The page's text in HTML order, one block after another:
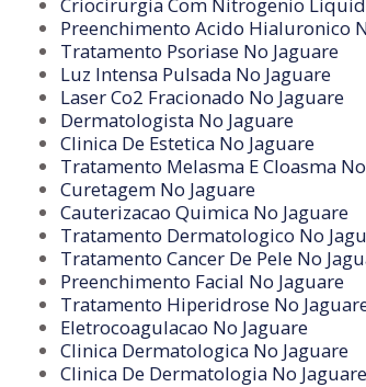
Preenchimento Acido Hialuronico
Tratamento Psoriase No Jaguare
Luz Intensa Pulsada No Jaguare
Laser Co2 Fracionado No Jaguare
Dermatologista No Jaguare
Clinica De Estetica No Jaguare
Tratamento Melasma E Cloasma
Curetagem No Jaguare
Cauterizacao Quimica No Jaguare
Tratamento Dermatologico No
Tratamento Cancer De Pele No
Preenchimento Facial No Jaguare
Tratamento Hiperidrose No
Eletrocoagulacao No Jaguare
Clinica Dermatologica No Jaguare
Clinica De Dermatologia No Jaguare